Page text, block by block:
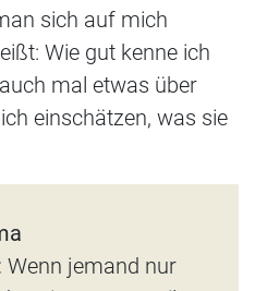
sich auf mich
Wie gut kenne ich
mal etwas über
einschätzen, was sie
Wenn jemand nur